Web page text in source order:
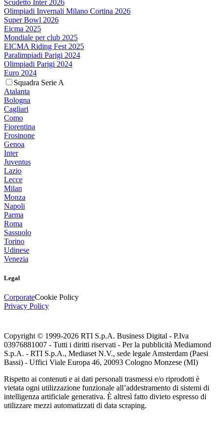
Scudetto Inter 2026
Olimpiadi Invernali Milano Cortina 2026
Super Bowl 2026
Eicma 2025
Mondiale per club 2025
EICMA Riding Fest 2025
Paralimpiadi Parigi 2024
Olimpiadi Parigi 2024
Euro 2024
Squadra Serie A
Atalanta
Bologna
Cagliari
Como
Fiorentina
Frosinone
Genoa
Inter
Juventus
Lazio
Lecce
Milan
Monza
Napoli
Parma
Roma
Sassuolo
Torino
Udinese
Venezia
Legal
CorporateCookie Policy
Privacy Policy
Copyright © 1999-2026 RTI S.p.A. Business Digital - P.Iva
03976881007 - Tutti i diritti riservati - Per la pubblicità Mediamond
S.p.A. - RTI S.p.A., Mediaset N.V., sede legale Amsterdam (Paesi
Bassi) - Uffici Viale Europa 46, 20093 Cologno Monzese (MI)
Rispetto ai contenuti e ai dati personali trasmessi e/o riprodotti è
vietata ogni utilizzazione funzionale all’addestramento di sistemi di
intelligenza artificiale generativa. È altresì fatto divieto espresso di
utilizzare mezzi automatizzati di data scraping.